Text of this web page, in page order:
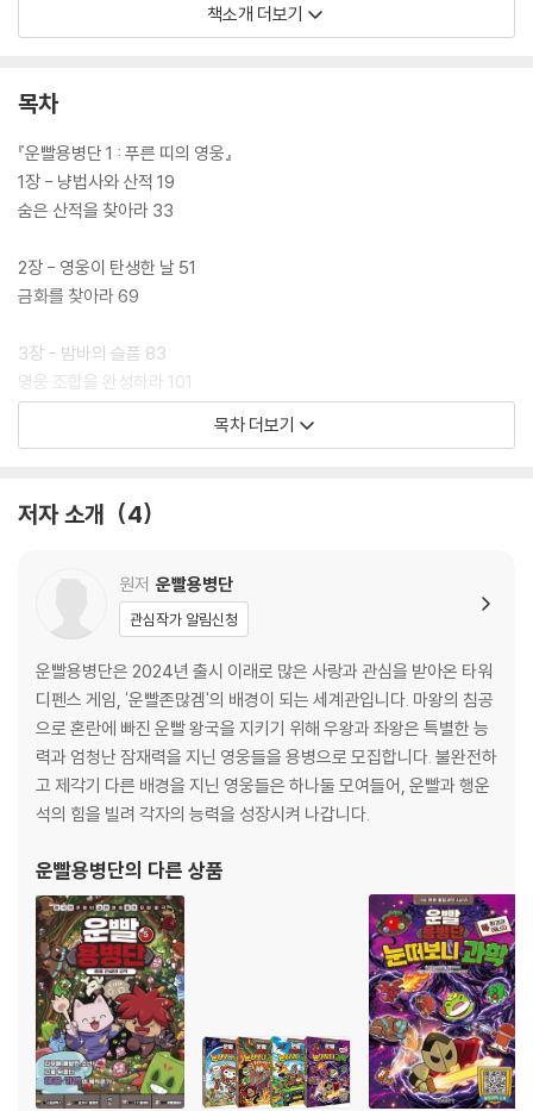
미지의 땅의 평화로운 마을에서 낚시를 하거나 춤을 추며 즐겁게 살던 블
모험활극
“운빨로 무장한 새로운 영웅들이 온다!”
을 기록한 모바일 게임 ‘운빨존많겜’, 〈운빨용병단 코믹북〉으로 재탄생하
다!
부산행 열차를 타고 가던 배트맨과 야구부원들. 갑작스러운 좀비 떼의 습
격 속에서 배트맨은 잠재된 힘을 각성하고, 이내 럭큐브로 차원 이동한다.
한편, 운빨 왕국에 이례적인 겨울이 찾아오고, 이 모든 게 콜디의 마법 때문
임을 알게 된 우왕좌왕. 서툴지만 강력한 마력을 지닌 콜디를 용병단에 영
[도서] 운빨용병단 4 : 랜슬롯의 탄생 : 왕국의 존망이 걸린 영웅들의 모험
“운빨로 무장한 새로운 영웅들이 온다!”
출시된 이래 선풍적인 인기를 끌며, 글로벌 누적 다운로드 1100만 건 이상
을 기록한 모바일 게임 ‘운빨존많겜’, 『운빨용병단 코믹북』으로 재탄생하
다!
위대한 기사로서 뛰어난 검술을 자랑하는 랜슬롯. 그는 동료들 앞에서 어
린 시절의 기억을 꺼내 놓는다. 전설의 대천사를 만나 어린이 기사단에 입
단하고, 악동들의 계략으로 괴수들의 탑에 올랐던 기억을…. 한편, 랜슬롯
는 사실을 알게 된다. 그를 구하기 위해 대자연의 광산으로 떠난 운빨용병
단. 광산에서 그들은 충격적인 진실과 마주하게 되는데…. 과연 운빨용병
단은 대자연의 광산에서 야만인을 무사히 구해 낼 수 있을까?
‘운빨존많겜’ 세계관을 바탕으로, 게임 속 영웅들의 숨겨진 이야기와 비밀
이 하나씩 밝혀지는 운빨용병단 코믹북! 랜슬롯은 괴수들의 탑을 어떻게
탈출했을까? 광산으로 끌려간 야만인은 그곳에서 캔 것은 무엇일까? 호기
심 가득하고 박진감 넘치는 『운빨용병단 4: 랜슬롯의 탄생』과 함께 게임만
큼 즐거운 모험의 세계로 다시 한번 떠나 보세요!
책소개 더보기
목차
『운빨용병단 1 : 푸른 띠의 영웅』
1장 - 냥법사와 산적 19
숨은 산적을 찾아라 33
2장 - 영웅이 탄생한 날 51
금화를 찾아라 69
3장 - 밤바의 슬픔 83
영웅 조합을 완성하라 101
『운빨용병단 2 : 4의 주사위』
다른 그림을 찾아라 38
2장 - 저마다의 영웅 49
3장 - 빚쟁이와 킹 다이안
킹 다이안을 구출하라 102
4장 - 새로 태어난 날 111
1화 - 부산행 열차 21
2화 - 이상한 왕국의 배트맨 49
사냥꾼의 총알 67
3화 - 실수투성이 마법사
4화 - 왕관 벗은 임금님 111
운빨 왕국을 찾아라! 123
목차 더보기
저자 소개 4
원저 운빨용병단
관심작가 알림신청
운빨용병단은 2024년 출시 이래로 많은 사랑과 관심을 받아온 타워
디펜스 게임, '운빨존많겜'의 배경이 되는 세계관입니다. 마왕의 침공
으로 혼란에 빠진 운빨 왕국을 지키기 위해 우왕과 좌왕은 특별한 능
력과 엄청난 잠재력을 지닌 영웅들을 용병으로 모집합니다. 불완전하
고 제각기 다른 배경을 지닌 영웅들은 하나둘 모여들어, 운빨과 행운
석의 힘을 빌려 각자의 능력을 성장시켜 나갑니다.
운빨용병단의 다른 상품